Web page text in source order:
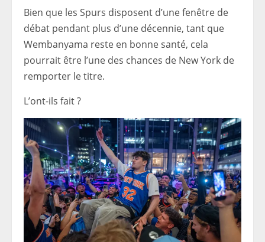
Bien que les Spurs disposent d’une fenêtre de
débat pendant plus d’une décennie, tant que
Wembanyama reste en bonne santé, cela
pourrait être l’une des chances de New York de
remporter le titre.
L’ont-ils fait ?